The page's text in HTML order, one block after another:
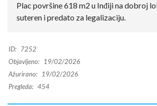
Plac površine 618 m2 u Inđiji na dobroj
suteren i predato za legalizaciju.
ID: 7252
Objavljeno:
19/02/2026
Ažurirano:
19/02/2026
Pregleda: 454